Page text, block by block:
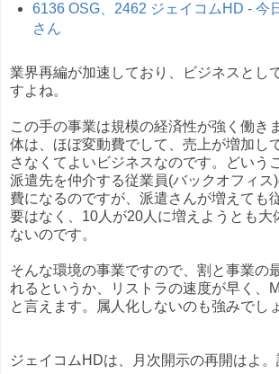
6136 OSG、2462 ジェイコムHD - 今
さん
業界再編が加速しており、ビジネスとし
すよね。
この手の事業は規模の経済性が強く働き
体は、ほぼ変動費でして、売上が増加し
さなくてよいビジネスなのです。どいう
派遣先を仲介する従業員(バックオフィス
費になるのですが、派遣さんが増えても
要はなく、10人が20人に増えようとも大
ないのです。
そんな環境の事業ですので、割と事業の
れるというか、リストラの速度が早く、
と言えます。属人化しないのも強みでし
ジェイコムHDは、月次開示の再開はよ。